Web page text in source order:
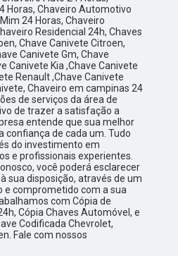
Horas, Chaveiro Automotivo
24 Horas, Chaveiro
Residencial 24h, Chaves
Chave Canivete Citroen,
Canivete Gm, Chave
Canivete Kia ,Chave Canivete
Renault ,Chave Canivete
Chaveiro em campinas 24
de serviços da área de
de trazer a satisfação a
entende que sua melhor
confiança de cada um. Tudo
do investimento em
e profissionais experientes.
você poderá esclarecer
sua disposição, através de um
e comprometido com a sua
com Cópia de
Cópia Chaves Automóvel, e
Codificada Chevrolet,
Fale com nossos